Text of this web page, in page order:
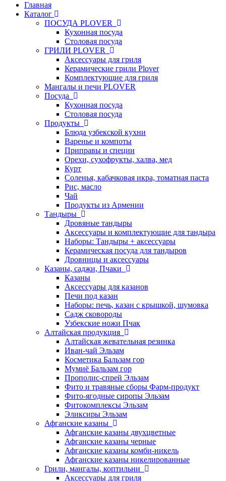
Главная
Каталог
ПОСУДА PLOVER
Кухонная посуда
Столовая посуда
ГРИЛИ PLOVER
Аксессуары для гриля
Керамические грили Plover
Комплектующие для гриля
Мангалы и печи PLOVER
Посуда
Кухонная посуда
Столовая посуда
Продукты
Блюда узбекской кухни
Варенье и компоты
Приправы и специи
Орехи, сухофрукты, халва, мед
Курт
Соленья, кабачковая икра, томатная паста
Рис, масло
Чай
Продукты из Армении
Тандыры
Дровяные тандыры
Аксессуары и комплектующие для тандыра
Наборы: Тандыры + аксессуары
Керамическая посуда для тандыров
Дровницы и аксессуары
Казаны, саджи, Пчаки
Казаны
Аксессуары для казанов
Печи под казан
Наборы: печь, казан с крышкой, шумовка
Садж сковороды
Узбекские ножи Пчак
Алтайская продукция
Алтайская жевательная резинка
Иван-чай Эльзам
Косметика Бальзам гор
Мумиё Бальзам гор
Прополис-спрей Эльзам
Фито и травяные сборы Фарм-продукт
Фито-ягодные сиропы Эльзам
Фитокомплексы Эльзам
Эликсиры Эльзам
Афганские казаны
Афганские казаны двухцветные
Афганские казаны черные
Афганские казаны комби-никель
Афганские казаны никелированные
Грили, мангалы, коптильни
Аксессуары для гриля